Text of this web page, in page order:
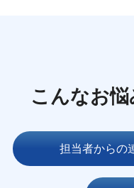
こんなお
担当者からの